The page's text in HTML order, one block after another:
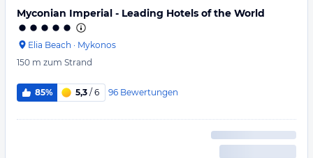
Myconian Imperial - Leading Hotels of the World
Elia Beach · Mykonos
150 m zum Strand
85% 5,3 / 6 96 Bewertungen